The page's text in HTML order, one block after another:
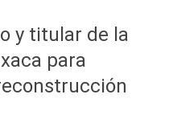
y titular de la
para